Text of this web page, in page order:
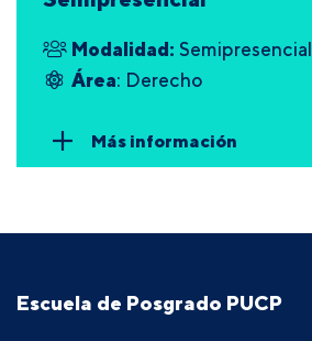
Modalidad: Semipresencial
Área: Derecho
Más información
Escuela de Posgrado PUCP